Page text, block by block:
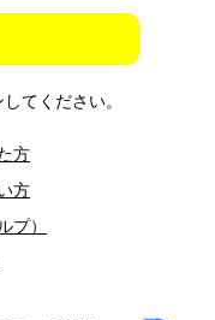
てください。
方
方
プ）